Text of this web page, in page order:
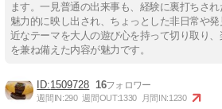
ます。一見普通の出来事も、経験に裏打ちさ
魅力的に映し出され、ちょっとした非日常や
近なテーマを大人の遊び心を持って切り取り
を兼ね備えた内容が魅力です。
1509728 16
週間IN:290 週間OUT:1330 月間IN:1230